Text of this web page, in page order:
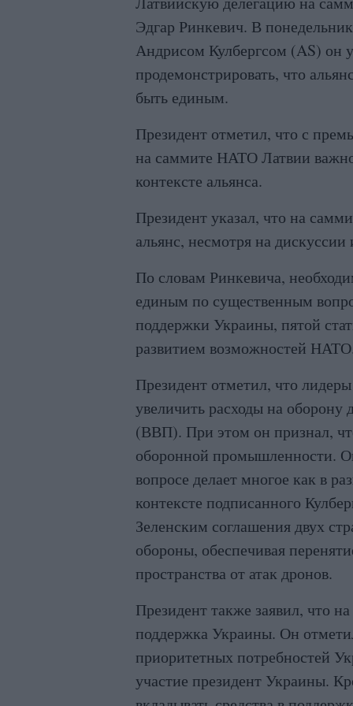
Эдгар Ринкевич. В
Андрисом Кулбергсом (AS) он
продемонстрировать, что
быть единым.
Президент отметил, что с
на саммите НАТО Латвии
контексте альянса.
Президент указал, что на
альянс, несмотря на
По словам Ринкевича,
единым по существенным
поддержки Украины, пятой
развитием возможностей
Президент отметил, что
увеличить расходы на оборону
(ВВП). При этом он признал,
оборонной промышленности.
вопросе делает многое как в
контексте подписанного
Зеленским соглашения двух
обороны, обеспечивая
пространства от атак дронов.
Президент также заявил, что
поддержка Украины. Он
приоритетных потребностей
участие президент Украины.